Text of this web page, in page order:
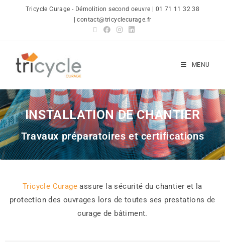
Tricycle Curage - Démolition second oeuvre | 01 71 11 32 38
| contact@tricyclecurage.fr
MENU
INSTALLATION DE CHANTIER
Travaux préparatoires et certifications
Tricycle Curage assure la sécurité du chantier et la
protection des ouvrages lors de toutes ses prestations de
curage de bâtiment.